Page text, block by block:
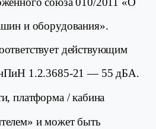
и оборудования».
действующим
1.2.3685-21 — 55 дБА.
платформа / кабина
и может быть